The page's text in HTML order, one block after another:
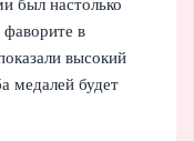
был настолько
в
высокий
медалей будет